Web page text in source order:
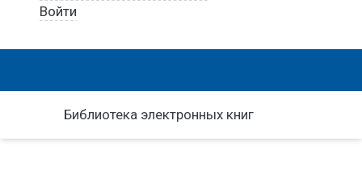
Войти
Библиотека электронных книг